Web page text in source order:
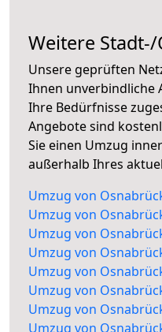
Weitere
Unsere geprüften
Ihnen unverbindliche
Ihre Bedürfnisse
Angebote sind
Sie einen Umzug
außerhalb Ihres
Umzug von
Umzug von
Umzug von
Umzug von
Umzug von
Umzug von
Umzug von
Umzug von